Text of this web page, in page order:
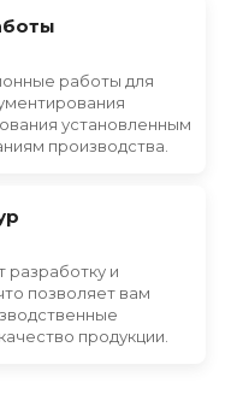
работы для
установленным
производства.
разработку и
позволяет вам
продукции.